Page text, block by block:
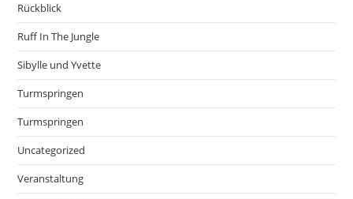
Rückblick
Ruff In The Jungle
Sibylle und Yvette
Turmspringen
Turmspringen
Uncategorized
Veranstaltung